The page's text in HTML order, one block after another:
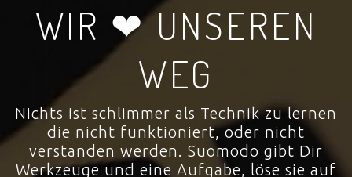
WIR ❤ UNSEREN
WEG
Nichts ist schlimmer als Technik zu lernen
die nicht funktioniert, oder nicht
verstanden werden. Suomodo gibt Dir
Werkzeuge und eine Aufgabe, löse sie auf